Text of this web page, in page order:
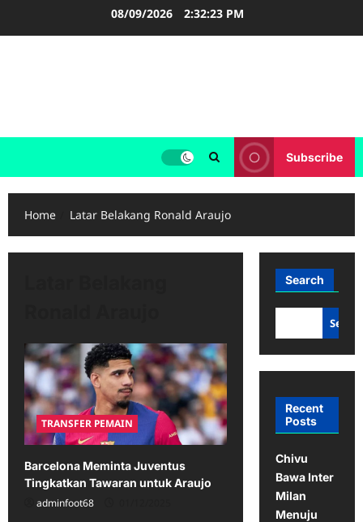
08/09/2026 2:32:24 PM
Subscribe
Home Latar Belakang Ronald Araujo
TRANSFER PEMAIN
Barcelona Meminta Juventus
Tingkatkan Tawaran untuk Araujo
adminfoot68
Search
Recent
Posts
Chivu
Bawa Inter
Milan
Menuju